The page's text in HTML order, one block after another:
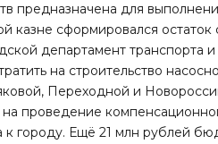
предназначена для
казне сформировался
департамент транспорта
на строительство
Переходной и
проведение
к городу. Ещё 21 млн рублей